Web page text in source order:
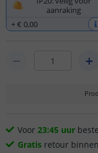
aanraking
+€ 0,00
Voor 23:45 uur
Gratis retour